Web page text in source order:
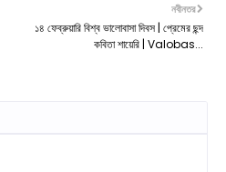
নবীনতর
১৪ ফেব্রুয়ারি বিশ্ব ভালোবাসা দিবস | প্রেমের ছন্দ
কবিতা শায়েরি | Valobas...